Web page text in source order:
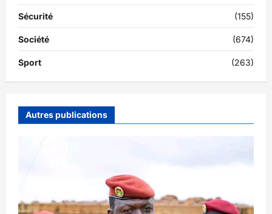
Sécurité (155)
Société (674)
Sport (263)
Autres publications